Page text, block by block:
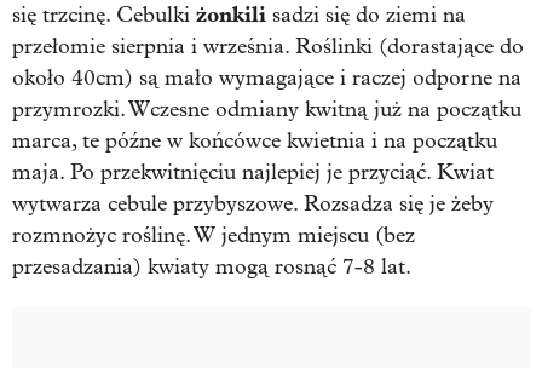
się trzcinę. Cebulki żonkili sadzi się do ziemi na
przełomie sierpnia i września. Roślinki (dorastające do
około 40cm) są mało wymagające i raczej odporne na
przymrozki. Wczesne odmiany kwitną już na początku
marca, te późne w końcówce kwietnia i na początku
maja. Po przekwitnięciu najlepiej je przyciąć. Kwiat
wytwarza cebule przybyszowe. Rozsadza się je żeby
rozmnożyc roślinę. W jednym miejscu (bez
przesadzania) kwiaty mogą rosnąć 7-8 lat.